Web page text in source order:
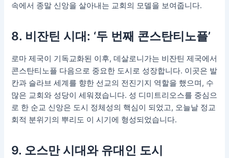
속에서 종말 신앙을 살아내는 교회의 모델을 보여줍니다.
8. 비잔틴 시대: ‘두 번째 콘스탄티노플’
로마 제국이 기독교화된 이후, 데살로니가는 비잔틴 제국에서
콘스탄티노플 다음으로 중요한 도시로 성장합니다. 이곳은 발
칸과 슬라브 세계를 향한 선교의 전진기지 역할을 했으며, 수
많은 교회와 성당이 세워졌습니다. 성 디미트리오스를 중심으
로 한 순교 신앙은 도시 정체성의 핵심이 되었고, 오늘날 정교
회적 분위기의 뿌리도 이 시기에 형성되었습니다.
9. 오스만 시대와 유대인 도시